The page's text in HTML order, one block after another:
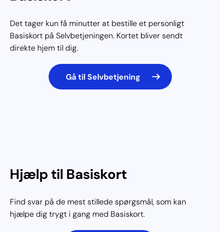
Det tager kun få minutter at bestille et personligt
Basiskort på Selvbetjeningen. Kortet bliver sendt
direkte hjem til dig.
Gå til Selvbetjening
Hjælp til Basiskort
Find svar på de mest stillede spørgsmål, som kan
hjælpe dig trygt i gang med Basiskort.